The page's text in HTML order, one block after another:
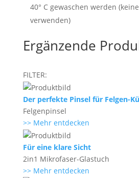
40° C gewaschen werden
verwenden)
Ergänzende
FILTER:
Der perfekte Pinsel für Felgen-
Felgenpinsel
>> Mehr entdecken
Für eine klare Sicht
2in1 Mikrofaser-Glastuch
>> Mehr entdecken